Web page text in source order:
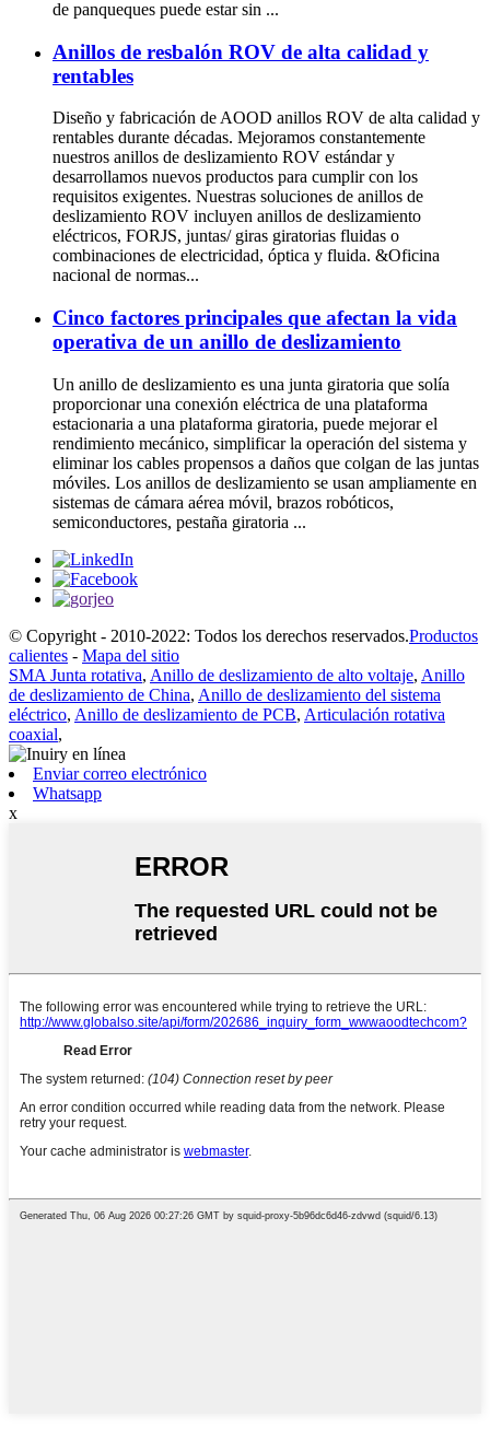
de panqueques puede estar sin ...
Anillos de resbalón ROV de alta calidad y
rentables
Diseño y fabricación de AOOD anillos ROV de alta calidad y
rentables durante décadas. Mejoramos constantemente
nuestros anillos de deslizamiento ROV estándar y
desarrollamos nuevos productos para cumplir con los
requisitos exigentes. Nuestras soluciones de anillos de
deslizamiento ROV incluyen anillos de deslizamiento
eléctricos, FORJS, juntas/ giras giratorias fluidas o
combinaciones de electricidad, óptica y fluida. &Oficina
nacional de normas...
Cinco factores principales que afectan la vida
operativa de un anillo de deslizamiento
Un anillo de deslizamiento es una junta giratoria que solía
proporcionar una conexión eléctrica de una plataforma
estacionaria a una plataforma giratoria, puede mejorar el
rendimiento mecánico, simplificar la operación del sistema y
eliminar los cables propensos a daños que colgan de las juntas
móviles. Los anillos de deslizamiento se usan ampliamente en
sistemas de cámara aérea móvil, brazos robóticos,
semiconductores, pestaña giratoria ...
© Copyright - 2010-2022: Todos los derechos reservados.Productos
calientes - Mapa del sitio
SMA Junta rotativa, Anillo de deslizamiento de alto voltaje, Anillo
de deslizamiento de China, Anillo de deslizamiento del sistema
eléctrico, Anillo de deslizamiento de PCB, Articulación rotativa
coaxial,
Enviar correo electrónico
Whatsapp
x